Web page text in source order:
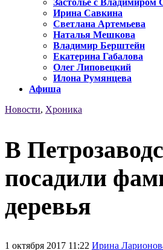
Застолье с Владимиром
Ирина Савкина
Светлана Артемьева
Наталья Мешкова
Владимир Берштейн
Екатерина Габалова
Олег Липовецкий
Илона Румянцева
Афиша
Новости, Хроника
В
посадили
деревья
1 октября 2017 11:22 Ирина